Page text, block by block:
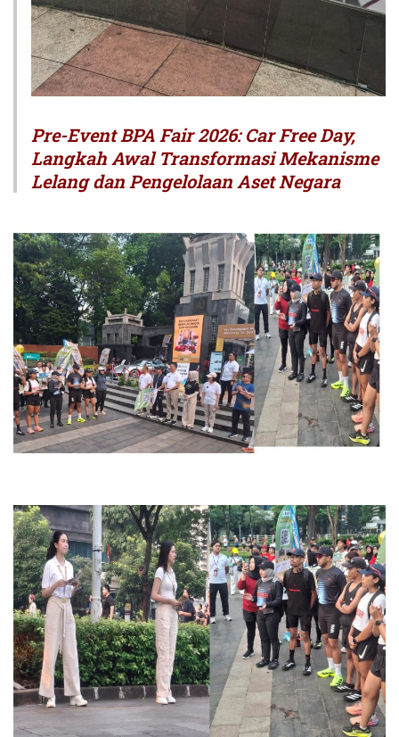
Pre-Event BPA Fair 2026: Car Free Day,
Langkah Awal Transformasi Mekanisme
Lelang dan Pengelolaan Aset Negara